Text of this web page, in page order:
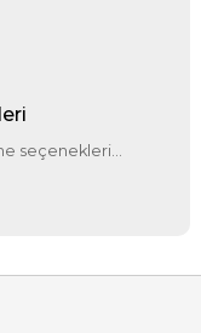
seçenekleri...